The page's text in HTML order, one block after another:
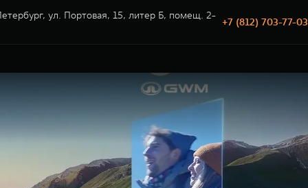
ул. Портовая, 15, литер Б, помещ. 2-
+7 (812) 703-77-03